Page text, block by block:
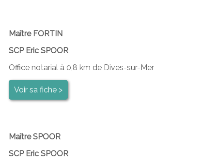
Maître FORTIN
SCP Eric SPOOR
Office notarial à 0,8 km de Dives-sur-Mer
Voir sa fiche >
Maître SPOOR
SCP Eric SPOOR